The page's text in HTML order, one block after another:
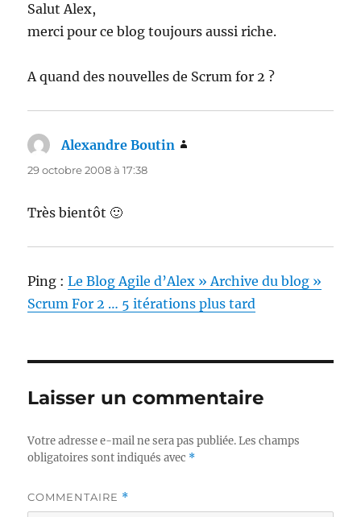
Salut Alex,
merci pour ce blog toujours aussi riche.
A quand des nouvelles de Scrum for 2 ?
Alexandre Boutin
29 octobre 2008 à 17:38
Très bientôt 🙂
Ping :Le Blog Agile d’Alex » Archive du blog »
Scrum For 2 … 5 itérations plus tard
Laisser un commentaire
Votre adresse e-mail ne sera pas publiée. Les champs
obligatoires sont indiqués avec *
COMMENTAIRE *